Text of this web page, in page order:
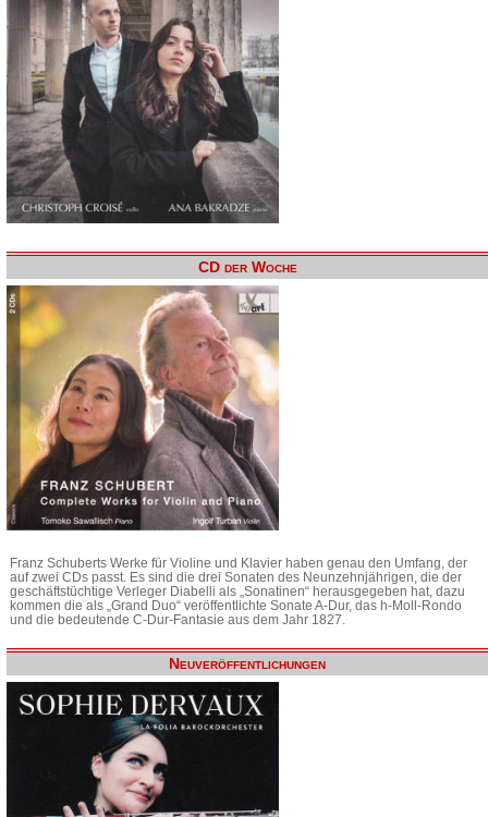
CD der Woche
Franz Schuberts Werke für Violine und Klavier haben genau den Umfang, der
auf zwei CDs passt. Es sind die drei Sonaten des Neunzehnjährigen, die der
geschäftstüchtige Verleger Diabelli als „Sonatinen“ herausgegeben hat, dazu
kommen die als „Grand Duo“ veröffentlichte Sonate A-Dur, das h-Moll-Rondo
und die bedeutende C-Dur-Fantasie aus dem Jahr 1827.
Neuveröffentlichungen